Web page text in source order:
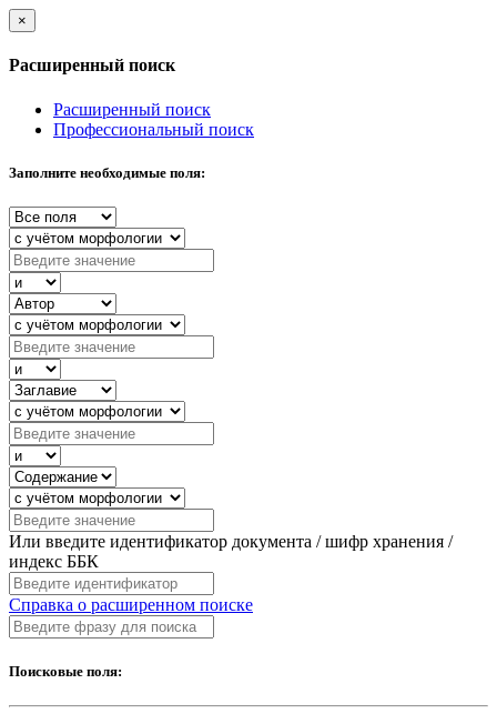
×
Расширенный поиск
Расширенный поиск
Профессиональный поиск
Заполните необходимые поля:
Или введите идентификатор документа / шифр хранения /
индекс ББК
Справка о расширенном поиске
Поисковые поля: